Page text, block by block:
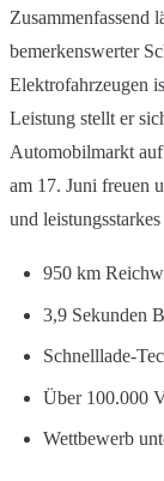
Zusammenfassend
bemerkenswerter
Elektrofahrzeugen
Leistung stellt er
Automobilmarkt
am 17. Juni freuen
und
950 km
3,9 Sekunden
Schnelllade-
Über 100.000
Wettbewerb